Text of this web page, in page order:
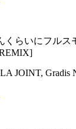
くらいにフルス
JOINT, Gradis